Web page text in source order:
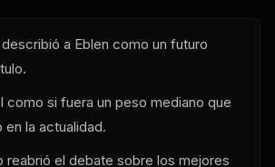
a Eblen como un futuro
como si fuera un peso mediano que
en la actualidad.
reabrió el debate sobre los mejores